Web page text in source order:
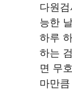
다원
능한
하루
하는
면 무
마만